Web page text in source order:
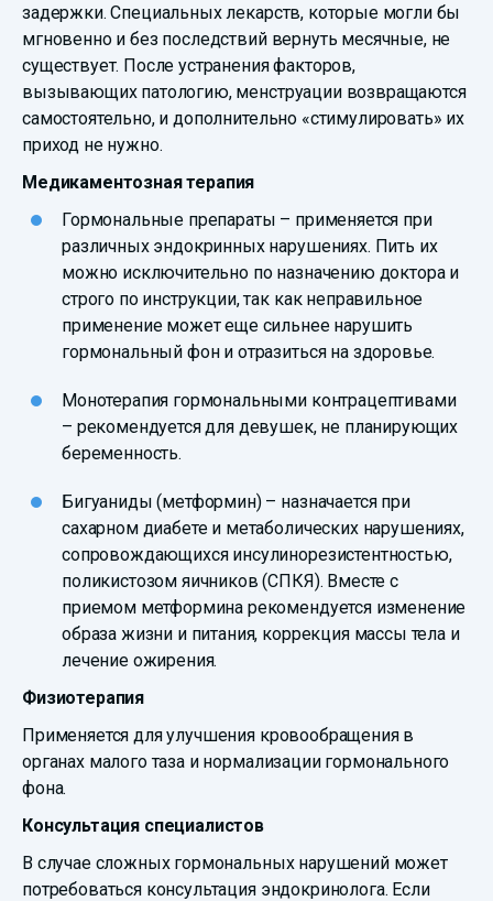
задержки. Специальных лекарств, которые могли бы
мгновенно и без последствий вернуть месячные, не
существует. После устранения факторов,
вызывающих патологию, менструации возвращаются
самостоятельно, и дополнительно «стимулировать» их
приход не нужно.
Медикаментозная терапия
Гормональные препараты – применяется при
различных эндокринных нарушениях. Пить их
можно исключительно по назначению доктора и
строго по инструкции, так как неправильное
применение может еще сильнее нарушить
гормональный фон и отразиться на здоровье.
Монотерапия гормональными контрацептивами
– рекомендуется для девушек, не планирующих
беременность.
Бигуаниды (метформин) – назначается при
сахарном диабете и метаболических нарушениях,
сопровождающихся инсулинорезистентностью,
поликистозом яичников (СПКЯ). Вместе с
приемом метформина рекомендуется изменение
образа жизни и питания, коррекция массы тела и
лечение ожирения.
Физиотерапия
Применяется для улучшения кровообращения в
органах малого таза и нормализации гормонального
фона.
Консультация специалистов
В случае сложных гормональных нарушений может
потребоваться консультация эндокринолога. Если